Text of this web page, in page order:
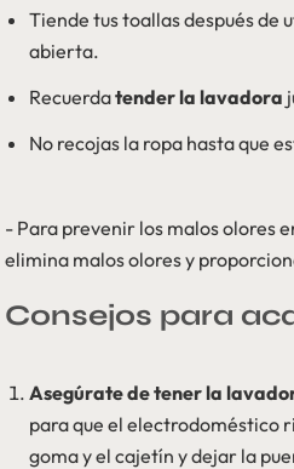
Tiende tus toallas después de
abierta.
Recuerdatender la lavadora
No recojas la ropa hasta que
- Para prevenir los malos olores
elimina malos olores y
Consejos para
Asegúrate de tener la
para que el electrodoméstico
goma y el cajetín y dejar la